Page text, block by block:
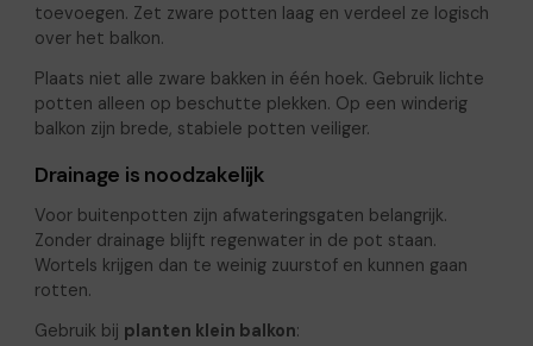
toevoegen. Zet zware potten laag en verdeel ze logisch
over het balkon.
Plaats niet alle zware bakken in één hoek. Gebruik lichte
potten alleen op beschutte plekken. Op een winderig
balkon zijn brede, stabiele potten veiliger.
Drainage is noodzakelijk
Voor buitenpotten zijn afwateringsgaten belangrijk.
Zonder drainage blijft regenwater in de pot staan.
Wortels krijgen dan te weinig zuurstof en kunnen gaan
rotten.
Gebruik bij planten klein balkon: